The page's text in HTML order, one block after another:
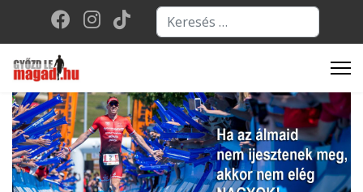
Keresés...
Type 2 or more